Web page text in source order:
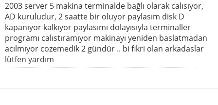
2003 server 5 makina terminalde bağlı olarak calısıyor,
AD kuruludur, 2 saatte bir oluyor paylasım disk D
kapanıyor kalkıyor paylasımı dolayısıyla terminaller
programı calıstıramıyor makinayı yeniden baslatmadan
acılmıyor cozemedik 2 gündür .. bi fikri olan arkadaslar
lütfen yardım